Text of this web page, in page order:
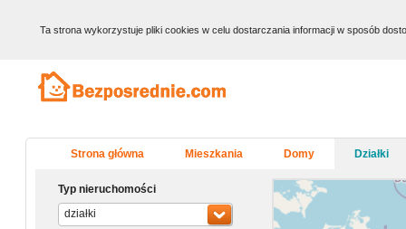
Ta strona wykorzystuje pliki cookies w celu dostarczania informacji w sposób
Strona główna Mieszkania Domy Działki
Typ nieruchomości
działki